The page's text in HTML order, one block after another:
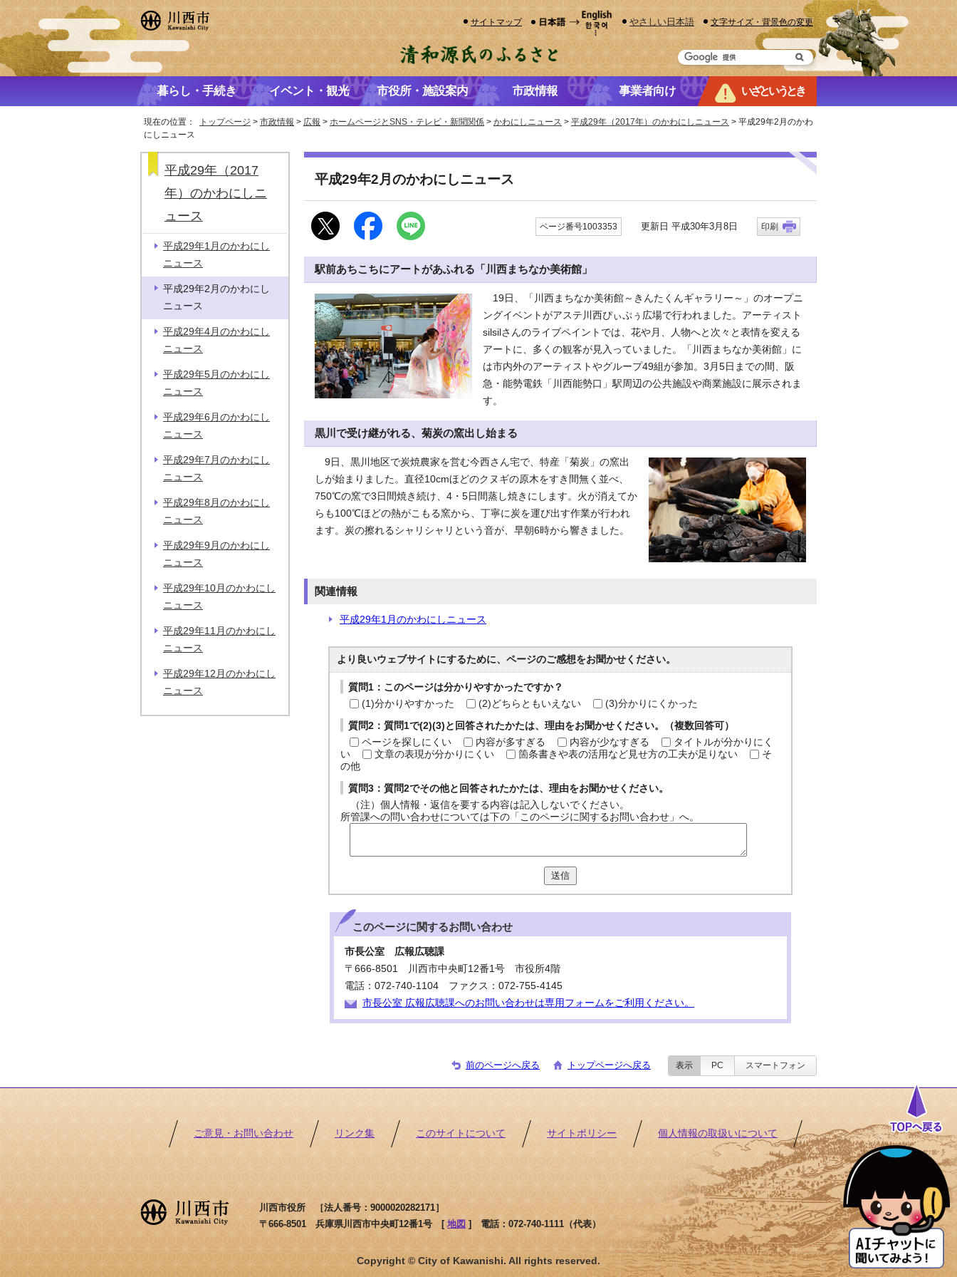
サイトマップ やさしい日本語 文字サイズ・背景色の変更
暮らし・手続き イベント・観光 市役所・施設案内 市政情報 事業者向け いざというとき
現在の位置： トップページ > 市政情報 > 広報 > ホームページとSNS・テレビ・新聞関係 > かわにしニュース > 平成29年（2017年）のかわにしニュース > 平成29年2月のかわ
にしニュース
平成29年2月のかわにしニュース
ページ番号1003353 更新日 平成30年3月8日 印刷
駅前あちこちにアートがあふれる「川西まちなか美術館」
19日、「川西まちなか美術館～きんたくんギャラリー～」のオープニ
ングイベントがアステ川西ぴぃぷぅ広場で行われました。アーティスト
silsilさんのライブペイントでは、花や月、人物へと次々と表情を変える
アートに、多くの観客が見入っていました。「川西まちなか美術館」に
は市内外のアーティストやグループ49組が参加。3月5日までの間、阪
急・能勢電鉄「川西能勢口」駅周辺の公共施設や商業施設に展示されま
す。
黒川で受け継がれる、菊炭の窯出し始まる
9日、黒川地区で炭焼農家を営む今西さん宅で、特産「菊炭」の窯出
しが始まりました。直径10cmほどのクヌギの原木をすき間無く並べ、
750℃の窯で3日間焼き続け、4・5日間蒸し焼きにします。火が消えてか
らも100℃ほどの熱がこもる窯から、丁寧に炭を運び出す作業が行われ
ます。炭の擦れるシャリシャリという音が、早朝6時から響きました。
関連情報
平成29年1月のかわにしニュース
より良いウェブサイトにするために、ページのご感想をお聞かせください。
質問1：このページは分かりやすかったですか？
(1)分かりやすかった
(2)どちらともいえない (3)分かりにくかった
質問2：質問1で(2)(3)と回答されたかたは、理由をお聞かせください。（複数回答可）
ページを探しにくい
内容が多すぎる 内容が少なすぎる
タイトルが分かりにく
い
文章の表現が分かりにくい 箇条書きや表の活用など見せ方の工夫が足りない
そ
の他
質問3：質問2でその他と回答されたかたは、理由をお聞かせください。
（注）個人情報・返信を要する内容は記入しないでください。
所管課への問い合わせについては下の「このページに関するお問い合わせ」へ。
送信
このページに関するお問い合わせ
市長公室 広報広聴課
〒666-8501 川西市中央町12番1号 市役所4階
電話：072-740-1104 ファクス：072-755-4145
市長公室 広報広聴課へのお問い合わせは専用フォームをご利用ください。
平成29年（2017
年）のかわにしニ
ュース
平成29年1月のかわにし
ニュース
平成29年2月のかわにし
ニュース
平成29年4月のかわにし
ニュース
平成29年5月のかわにし
ニュース
平成29年6月のかわにし
ニュース
平成29年7月のかわにし
ニュース
平成29年8月のかわにし
ニュース
平成29年9月のかわにし
ニュース
平成29年10月のかわにし
ニュース
平成29年11月のかわにし
ニュース
平成29年12月のかわにし
ニュース
前のページへ戻る トップページへ戻る 表示 PC スマートフォン
ご意見・お問い合わせ リンク集 このサイトについて サイトポリシー 個人情報の取扱いについて
川西市役所 ［法人番号：9000020282171］
〒666-8501 兵庫県川西市中央町12番1号 [地図 ]電話：072-740-1111（代表）
Copyright © City of Kawanishi. All rights reserved.